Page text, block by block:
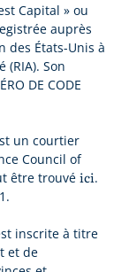
Capital » ou
auprès
des États-Unis à
Son
DE CODE
un courtier
Council of
être trouvéici.
inscrite à titre
et de